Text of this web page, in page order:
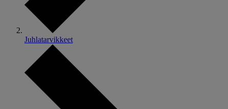
Juhlatarvikkeet